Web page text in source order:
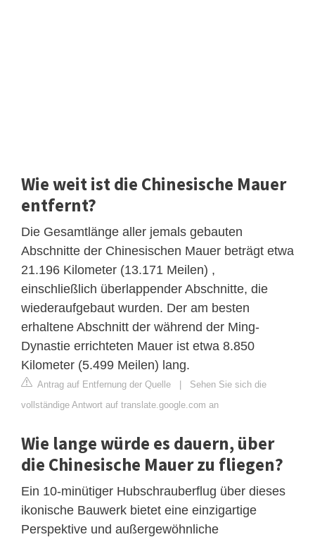
Wie weit ist die Chinesische Mauer
entfernt?
Die Gesamtlänge aller jemals gebauten
Abschnitte der Chinesischen Mauer beträgt etwa
21.196 Kilometer (13.171 Meilen) ,
einschließlich überlappender Abschnitte, die
wiederaufgebaut wurden. Der am besten
erhaltene Abschnitt der während der Ming-
Dynastie errichteten Mauer ist etwa 8.850
Kilometer (5.499 Meilen) lang.
Antrag auf Entfernung der Quelle | Sehen Sie sich die
vollständige Antwort auf translate.google.com an
Wie lange würde es dauern, über
die Chinesische Mauer zu fliegen?
Ein 10-minütiger Hubschrauberflug über dieses
ikonische Bauwerk bietet eine einzigartige
Perspektive und außergewöhnliche